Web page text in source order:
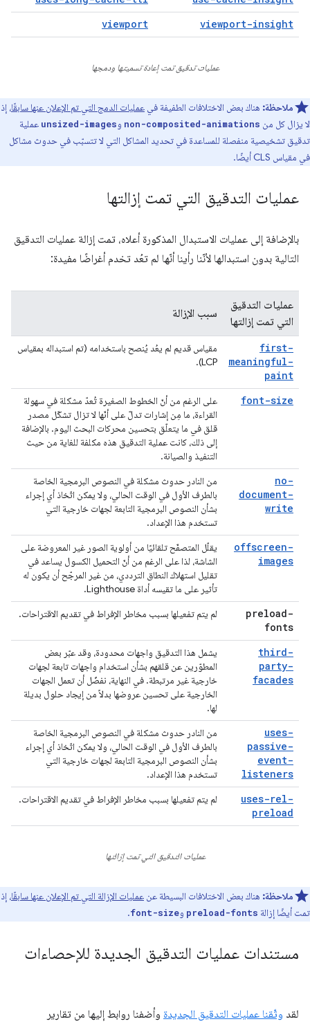
viewport-insight
viewport
عمليات تدقيق تمت إعادة تسميتها ودمجها
ملاحظة: هناك بعض الاختلافات الطفيفة في عمليات الدمج التي تم الإعلان عنها سابقًا، إذ
لا يزال كل من non-composited-animations وunsized-images عملية
تدقيق تشخيصية منفصلة للمساعدة في تحديد المشاكل التي لا تتسبّب في حدوث مشاكل
في مقياس CLS أيضًا.
عمليات التدقيق التي تمت إزالتها
بالإضافة إلى عمليات الاستبدال المذكورة أعلاه، تمت إزالة عمليات التدقيق
التالية بدون استبدالها لأنّنا رأينا أنّها لم تعُد تخدم أغراضًا مفيدة:
عمليات التدقيق
التي تمت إزالتها
سبب الإزالة
first-
meaningful-
paint
مقياس قديم لم يعُد يُنصح باستخدامه (تم استبداله بمقياس
LCP).
font-size
على الرغم من أنّ الخطوط الصغيرة تُعدّ مشكلة في سهولة
القراءة، ما مِن إشارات تدلّ على أنّها لا تزال تشكّل مصدر
قلق في ما يتعلّق بتحسين محركات البحث اليوم. بالإضافة
إلى ذلك، كانت عملية التدقيق هذه مكلفة للغاية من حيث
التنفيذ والصيانة.
no-
document-
write
من النادر حدوث مشكلة في النصوص البرمجية الخاصة
بالطرف الأول في الوقت الحالي، ولا يمكن اتّخاذ أي إجراء
بشأن النصوص البرمجية التابعة لجهات خارجية التي
تستخدم هذا الإعداد.
offscreen-
images
يقلّل المتصفّح تلقائيًا من أولوية الصور غير المعروضة على
الشاشة، لذا على الرغم من أنّ التحميل الكسول يساعد في
تقليل استهلاك النطاق الترددي، من غير المرجّح أن يكون له
تأثير على ما تقيسه أداة Lighthouse.
preload-
fonts
لم يتم تفعيلها بسبب مخاطر الإفراط في تقديم الاقتراحات.
third-
party-
facades
يشمل هذا التدقيق واجهات محدودة، وقد عبّر بعض
المطوّرين عن قلقهم بشأن استخدام واجهات تابعة لجهات
خارجية غير مرتبطة. في النهاية، نفضّل أن تعمل الجهات
الخارجية على تحسين عروضها بدلاً من إيجاد حلول بديلة
لها.
uses-
passive-
event-
listeners
من النادر حدوث مشكلة في النصوص البرمجية الخاصة
بالطرف الأول في الوقت الحالي، ولا يمكن اتّخاذ أي إجراء
بشأن النصوص البرمجية التابعة لجهات خارجية التي
تستخدم هذا الإعداد.
uses-rel-
preload
لم يتم تفعيلها بسبب مخاطر الإفراط في تقديم الاقتراحات.
عمليات التدقيق التي تمت إزالتها
ملاحظة: هناك بعض الاختلافات البسيطة عن عمليات الإزالة التي تم الإعلان عنها سابقًا، إذ
تمت أيضًا إزالة preload-fonts وfont-size
.
مستندات عمليات التدقيق الجديدة للإحصاءات
لقد وثّقنا عمليات التدقيق الجديدة وأضفنا روابط إليها من تقارير